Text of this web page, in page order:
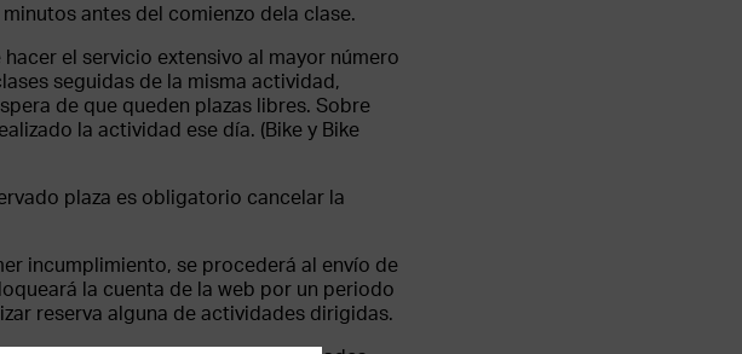
antes del comienzo dela clase.
el servicio extensivo al mayor número
seguidas de la misma actividad,
de que queden plazas libres. Sobre
la actividad ese día. (Bike y Bike
plaza es obligatorio cancelar la
incumplimiento, se procederá al envío de
la cuenta de la web por un periodo
reserva alguna de actividades dirigidas.